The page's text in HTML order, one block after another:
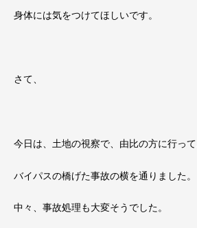
身体には気をつけてほしいです。
さて、
今日は、土地の視察で、由比の方に行って
バイパスの橋げた事故の横を通りました。
中々、事故処理も大変そうでした。